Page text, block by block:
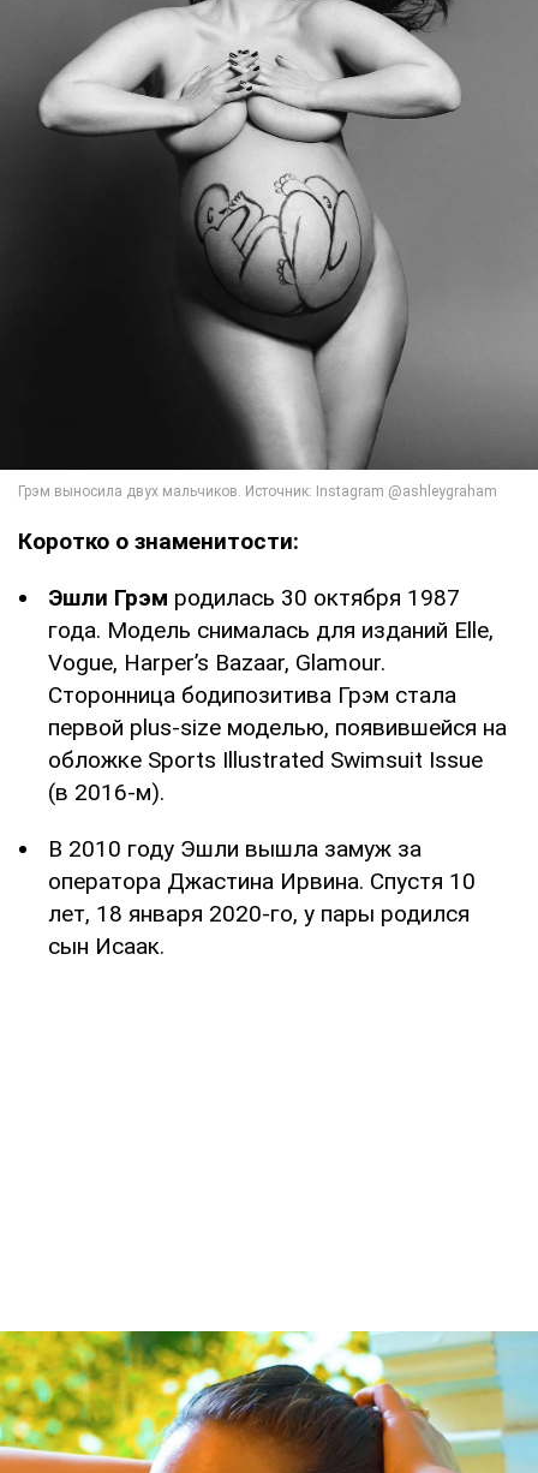
Коротко о знаменитости:
Эшли Грэм родилась 30 октября 1987
года. Модель снималась для изданий Elle,
Vogue, Harper’s Bazaar, Glamour.
Сторонница бодипозитива Грэм стала
первой plus-size моделью, появившейся на
обложке Sports Illustrated Swimsuit Issue
(в 2016-м).
В 2010 году Эшли вышла замуж за
оператора Джастина Ирвина. Спустя 10
лет, 18 января 2020-го, у пары родился
сын Исаак.